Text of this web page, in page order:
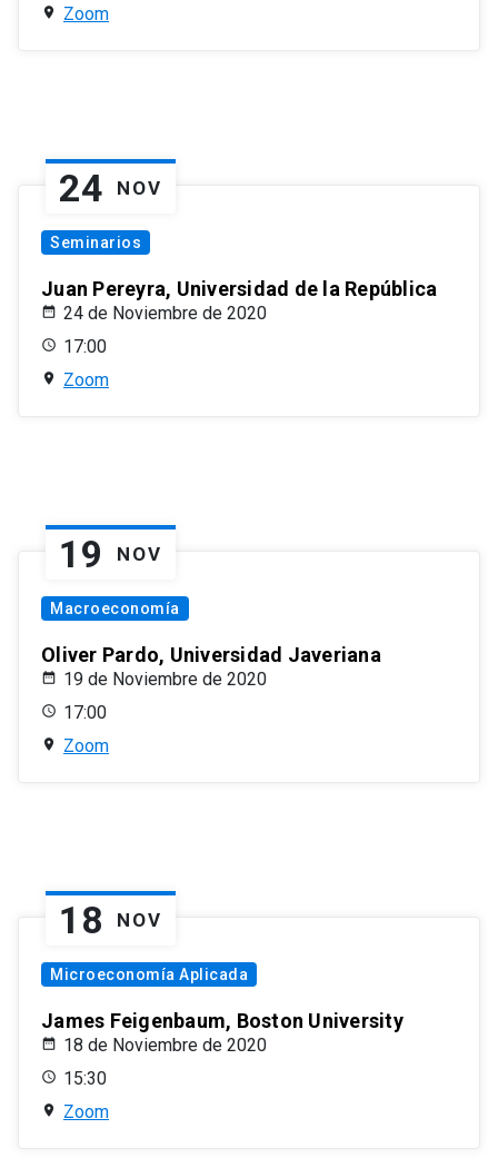
Zoom
24 NOV
Seminarios
Juan Pereyra, Universidad de la República
24 de Noviembre de 2020
17:00
Zoom
19 NOV
Macroeconomía
Oliver Pardo, Universidad Javeriana
19 de Noviembre de 2020
17:00
Zoom
18 NOV
Microeconomía Aplicada
James Feigenbaum, Boston University
18 de Noviembre de 2020
15:30
Zoom